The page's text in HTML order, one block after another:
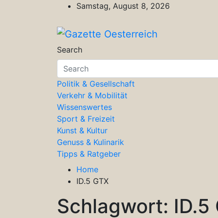
Samstag, August 8, 2026
Gazette Oesterreich
Magazin für Freizeit, Politik, Kultur
Search
Politik & Gesellschaft
Verkehr & Mobilität
Wissenswertes
Sport & Freizeit
Kunst & Kultur
Genuss & Kulinarik
Tipps & Ratgeber
Home
ID.5 GTX
Schlagwort: ID.5